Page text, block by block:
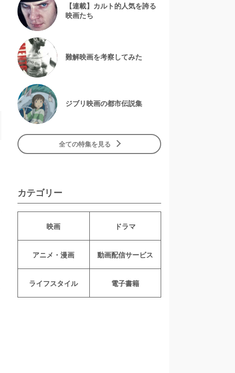
【連載】カルト的人気を誇る
映画たち
難解映画を考察してみた
ジブリ映画の都市伝説集
全ての特集を見る
カテゴリー
映画 ドラマ
アニメ・漫画 動画配信サービス
ライフスタイル 電子書籍